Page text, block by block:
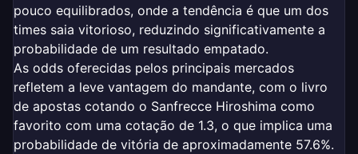
pouco equilibrados, onde a tendência é que um dos
times saia vitorioso, reduzindo significativamente a
probabilidade de um resultado empatado.
As odds oferecidas pelos principais mercados
refletem a leve vantagem do mandante, com o livro
de apostas cotando o Sanfrecce Hiroshima como
favorito com uma cotação de 1.3, o que implica uma
probabilidade de vitória de aproximadamente 57.6%.